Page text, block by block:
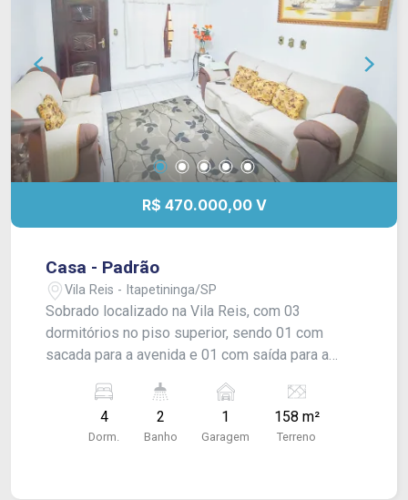
R$ 470.000,00 V
Casa - Padrão
Vila Reis - Itapetininga/SP
Sobrado localizado na Vila Reis, com 03
dormitórios no piso superior, sendo 01 com
sacada para a avenida e 01 com saída para a
além de banheiro social. No piso térreo, 01
dormitório, sala de estar, cozinha com copa,
banheiro social e garagem para 01 veículo.
4
Dorm.
2
Banho
1
Garagem
158 m²
Terreno